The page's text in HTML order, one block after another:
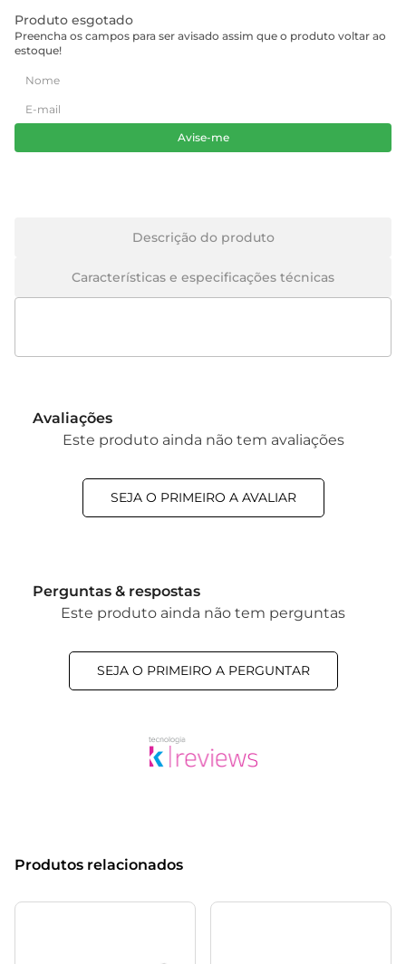
Produto esgotado
Preencha os campos para ser avisado assim que o produto voltar ao
estoque!
Avise-me
Descrição do produto
Características e especificações técnicas
Avaliações
Este produto ainda não tem avaliações
SEJA O PRIMEIRO A AVALIAR
Perguntas & respostas
Este produto ainda não tem perguntas
SEJA O PRIMEIRO A PERGUNTAR
Produtos relacionados